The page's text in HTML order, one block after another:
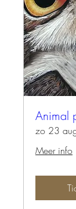
Animal
zo 23
Meer info